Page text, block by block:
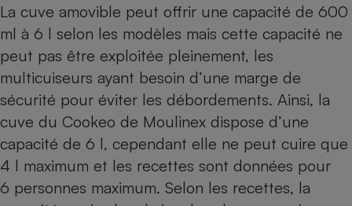
La cuve amovible peut offrir une capacité de 600
ml à 6 l selon les modèles mais cette capacité ne
peut pas être exploitée pleinement, les
multicuiseurs ayant besoin d’une marge de
sécurité pour éviter les débordements. Ainsi, la
cuve du Cookeo de Moulinex dispose d’une
capacité de 6 l, cependant elle ne peut cuire que
4 l maximum et les recettes sont données pour
6 personnes maximum. Selon les recettes, la
Robot ménager